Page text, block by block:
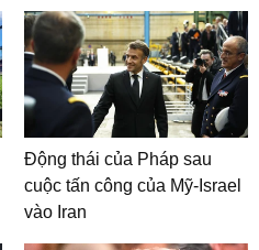
Động thái của Pháp sau
cuộc tấn công của Mỹ-Israel
vào Iran